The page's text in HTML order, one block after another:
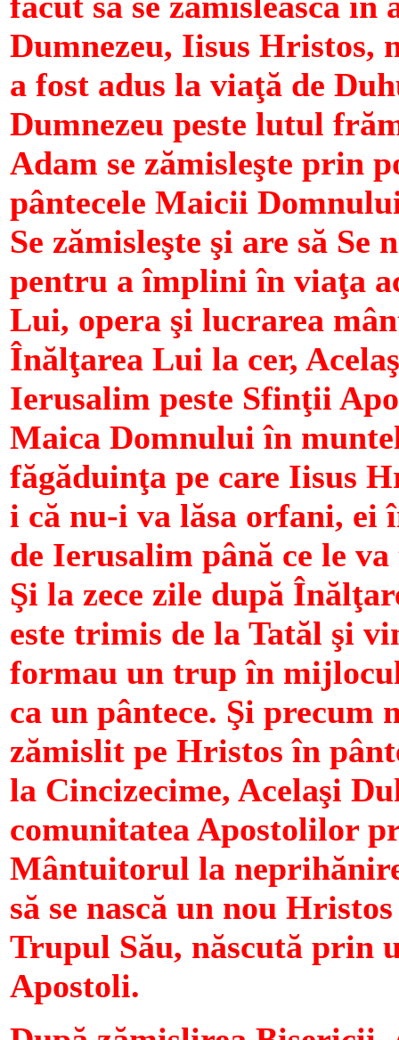
Dumnezeu, Iisus Hristos,
a fost adus la viaţă de
Dumnezeu peste lutul
Adam se zămisleşte prin
pântecele Maicii
Se zămisleşte şi are să
pentru a împlini în viaţa
Lui, opera şi lucrarea
Înălţarea Lui la cer,
Ierusalim peste Sfinţii
Maica Domnului în
făgăduinţa pe care Iisus
i că nu-i va lăsa orfani, ei
de Ierusalim până ce le
Şi la zece zile după
este trimis de la Tatăl şi
formau un trup în
ca un pântece. Şi precum
zămislit pe Hristos în
la Cincizecime, Acelaşi
comunitatea Apostolilor
Mântuitorul la
să se nască un nou
Trupul Său, născută prin
Apostoli.